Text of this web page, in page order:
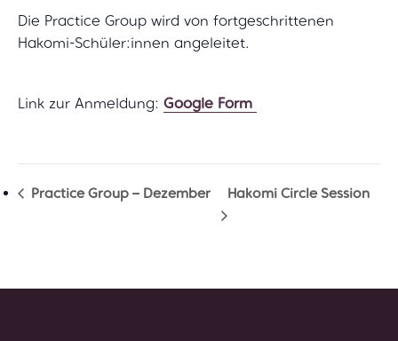
Die Practice Group wird von fortgeschrittenen
Hakomi-Schüler:innen angeleitet.
Link zur Anmeldung: Google Form
Practice Group – Dezember Hakomi Circle Session